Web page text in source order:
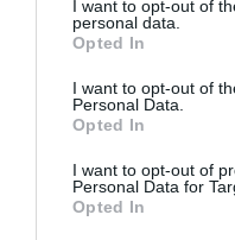
not limited to your visit or
grant or deny consent to
use your data for below
consent section.
I want to opt-out of
personal data.
Opted In
I want to opt-out of
Personal Data.
Opted In
I want to opt-out of
Personal Data for
Opted In
Legfrissebb
35